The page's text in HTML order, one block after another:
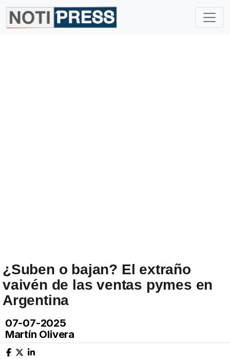
¿Suben o bajan? El extraño
vaivén de las ventas pymes en
Argentina
07-07-2025
Martín Olivera